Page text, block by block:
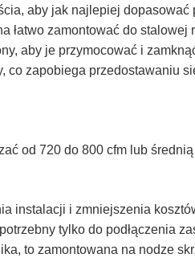
aby jak najlepiej dopasować
łatwo zamontować do stalowej
aby je przymocować i
co zapobiega przedostawaniu
od 720 do 800 cfm lub
instalacji i zmniejszenia
tylko do podłączenia
to zamontowana na nodze